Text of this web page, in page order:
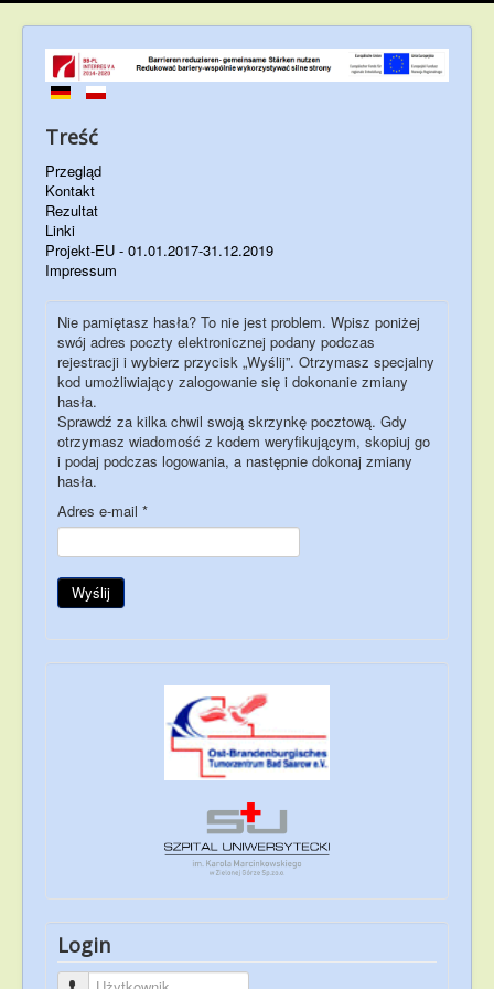
Treść
Przegląd
Kontakt
Rezultat
Linki
Projekt-EU - 01.01.2017-31.12.2019
Impressum
Nie pamiętasz hasła? To nie jest problem. Wpisz poniżej
swój adres poczty elektronicznej podany podczas
rejestracji i wybierz przycisk „Wyślij”. Otrzymasz specjalny
kod umożliwiający zalogowanie się i dokonanie zmiany
hasła.
Sprawdź za kilka chwil swoją skrzynkę pocztową. Gdy
otrzymasz wiadomość z kodem weryfikującym, skopiuj go
i podaj podczas logowania, a następnie dokonaj zmiany
hasła.
Adres e-mail *
Wyślij
Login